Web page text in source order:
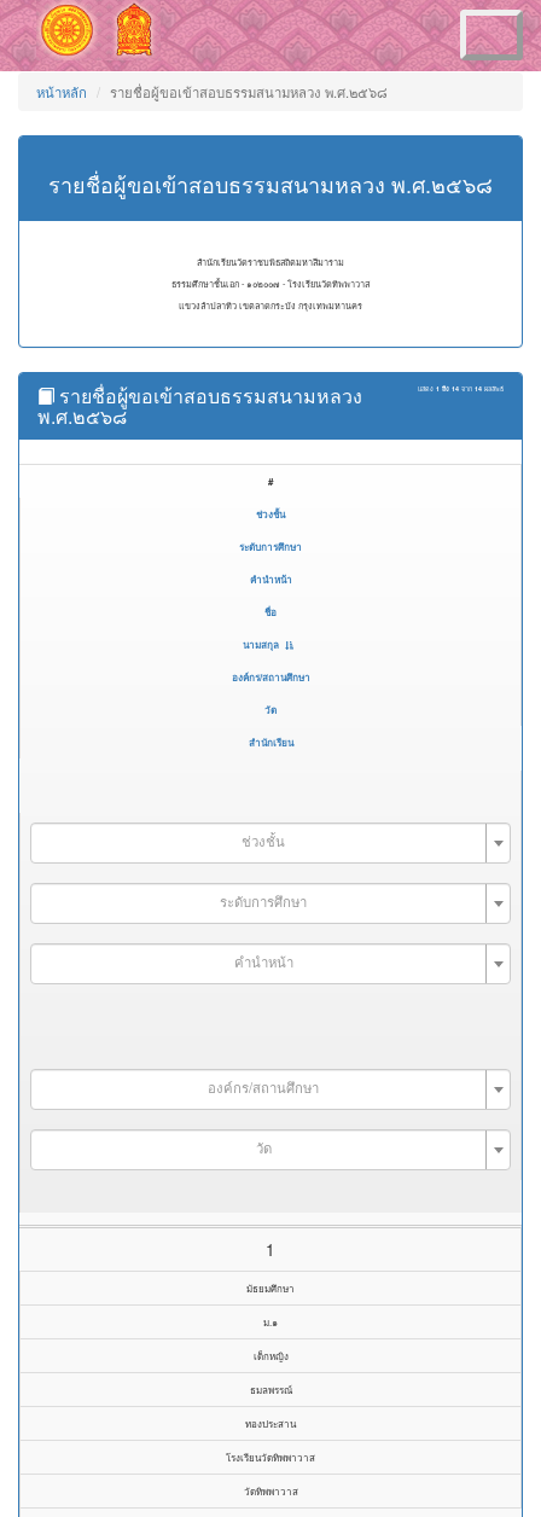
Toggle
navigation
หน้าหลัก รายชื่อผู้ขอเข้าสอบธรรมสนามหลวง พ.ศ.๒๕๖๘
รายชื่อผู้ขอเข้าสอบธรรมสนามหลวง พ.ศ.๒๕๖๘
สำนักเรียนวัดราชบพิธสถิตมหาสีมาราม
ธรรมศึกษาชั้นเอก - ๑๐๒๐๐๗ - โรงเรียนวัดทิพพาวาส
แขวงลำปลาทิว เขตลาดกระบัง กรุงเทพมหานคร
แสดง 1 ถึง 14 จาก 14 ผลลัพธ์
รายชื่อผู้ขอเข้าสอบธรรมสนามหลวง
พ.ศ.๒๕๖๘
#
ช่วงชั้น
ระดับการศึกษา
คำนำหน้า
ชื่อ
นามสกุล
องค์กร/สถานศึกษา
วัด
สำนักเรียน
ช่วงชั้น
ระดับการศึกษา
คำนำหน้า
องค์กร/สถานศึกษา
วัด
1
มัธยมศึกษา
ม.๑
เด็กหญิง
ธมลพรรณ์
ทองประสาน
โรงเรียนวัดทิพพาวาส
วัดทิพพาวาส